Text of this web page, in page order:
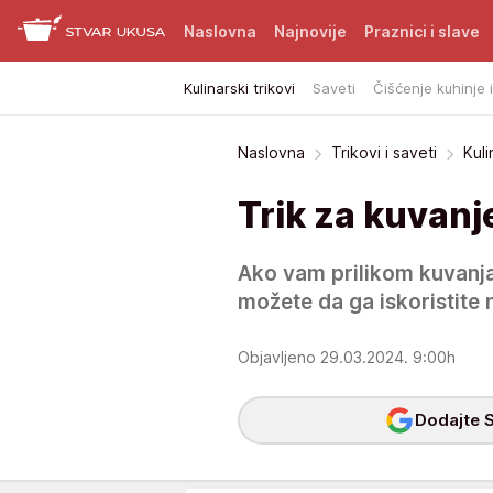
Naslovna Najnovije Praznici i slave
Kulinarski trikovi Saveti Čišćenje kuhinje
Naslovna Trikovi i saveti
Trik za
Ako vam prilikom
možete da ga iskoristite
Objavljeno 29.03.2024. 9:00h
Dodajte